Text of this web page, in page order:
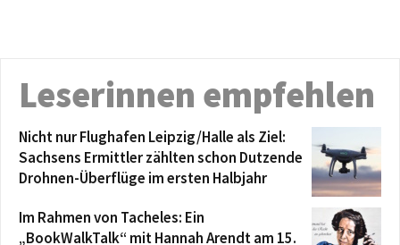
Leserinnen empfehlen
Nicht nur Flughafen Leipzig/Halle als Ziel:
Sachsens Ermittler zählten schon Dutzende
Drohnen-Überflüge im ersten Halbjahr
Im Rahmen von Tacheles: Ein
„BookWalkTalk“ mit Hannah Arendt am 15.